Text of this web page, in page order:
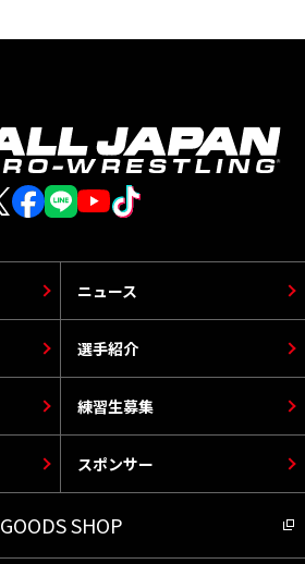
選手紹介
ニュース
スポンサー
練習生募集
GOODS SHOP